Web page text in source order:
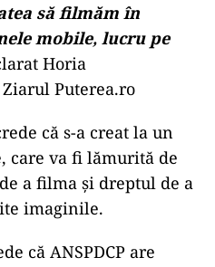
să filmăm în
mobile, lucru pe
Horia
Puterea.ro
că s-a creat la un
care va fi lămurită de
a filma și dreptul de a
imaginile.
că ANSPDCP are